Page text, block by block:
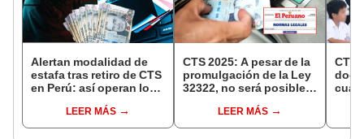
Alertan modalidad de
estafa tras retiro de CTS
en Perú: así operan los
acceder a tus cuentas
desde un mensaje falso
LEER MÁS
CTS 2025: A pesar de la
promulgación de la Ley
32322, no será posible
fondos. ¿Qué falta por
hacer y cuándo se
LEER MÁS
CTS